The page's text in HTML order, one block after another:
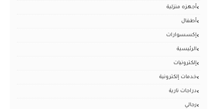
أجهزه منزلية
أطفال
إكسسوارات
الرئيسية
إلكترونيات
خدمات إلكترونية
دراجات نارية
رجالي